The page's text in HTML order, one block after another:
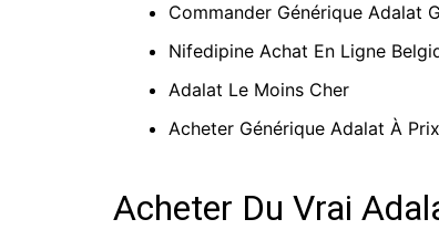
Commander Générique Adalat
Nifedipine Achat En Ligne
Adalat Le Moins Cher
Acheter Générique Adalat À
Acheter Du Vrai